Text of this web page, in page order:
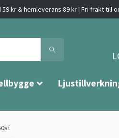
kr & hemleverans 89 kr | Fri frakt till